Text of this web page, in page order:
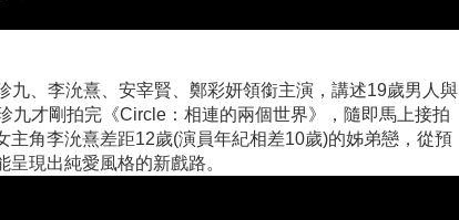
九、李沇熹、安宰賢、鄭彩妍領銜主演，講述19歲男人與
九才剛拍完《Circle：相連的兩個世界》，隨即馬上接拍
主角李沇熹差距12歲(演員年紀相差10歲)的姊弟戀，從預
現出純愛風格的新戲路。